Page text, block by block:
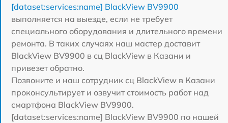
[dataset:services:name] BlackView BV9900
выполняется на выезде, если не требует
специального оборудования и длительного времени
ремонта. В таких случаях наш мастер доставит
BlackView BV9900 в сц BlackView в Казани и
привезет обратно.
Позвоните и наш сотрудник сц BlackView в Казани
проконсультирует и озвучит стоимость работ над
смартфона BlackView BV9900.
[dataset:services:name] BlackView BV9900 по нашей